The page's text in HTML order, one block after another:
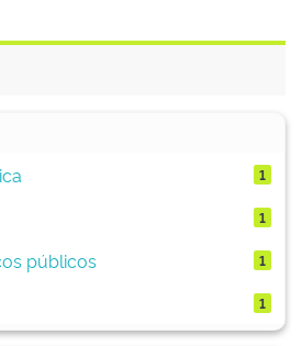
1
1
públicos 1
1